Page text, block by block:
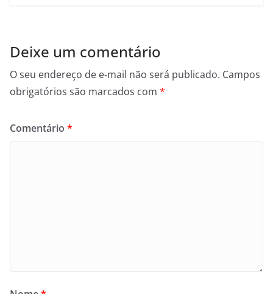
Deixe um comentário
O seu endereço de e-mail não será publicado. Campos
obrigatórios são marcados com *
Comentário *